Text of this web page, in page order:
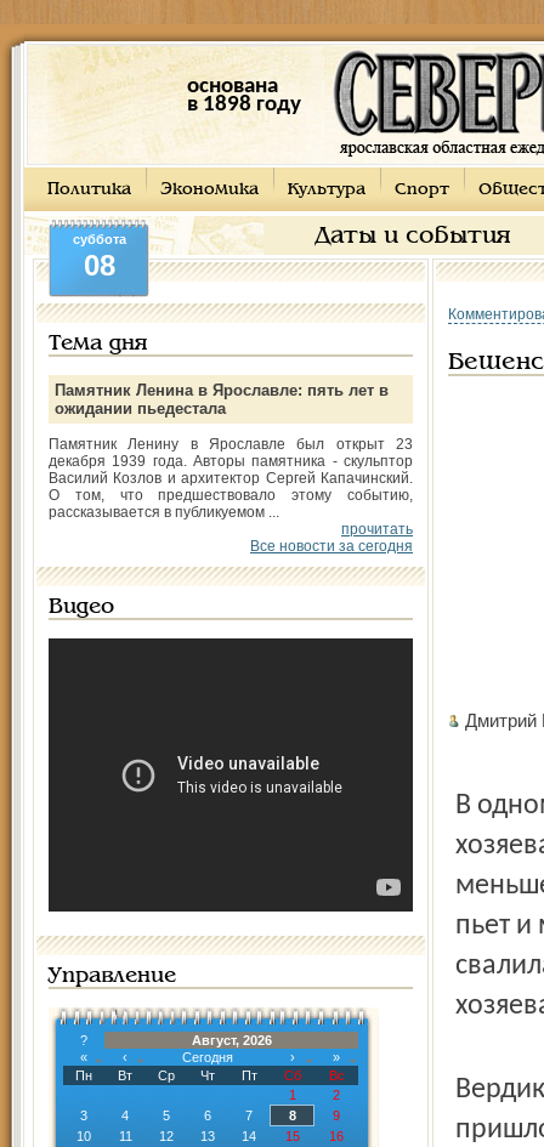
основана
в 1898 году
Политика Экономика Культура Спорт
Даты и события
суббота
08
Тема дня
Памятник Ленина в Ярославле: пять лет в
ожидании пьедестала
Памятник Ленину в Ярославле был открыт 23
декабря 1939 года. Авторы памятника - скульптор
Василий Козлов и архитектор Сергей Капачинский.
О том, что предшествовало этому событию,
рассказывается в публикуемом ...
прочитать
Все новости за сегодня
Видео
Управление
?
Август, 2026
«
‹ Сегодня ›
»
Пн
Вт Ср Чт Пт Сб
Вс
1
2
3
4 5 6 7 8
9
10
11 12 13 14 15
16
В
пьет